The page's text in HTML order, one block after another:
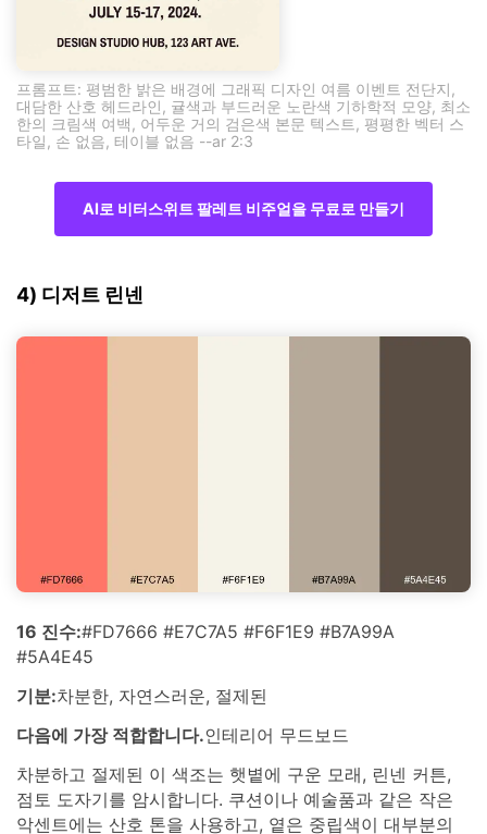
프롬프트: 평범한 밝은 배경에 그래픽 디자인 여름 이벤트 전단지,
대담한 산호 헤드라인, 귤색과 부드러운 노란색 기하학적 모양, 최소
한의 크림색 여백, 어두운 거의 검은색 본문 텍스트, 평평한 벡터 스
타일, 손 없음, 테이블 없음 --ar 2:3
AI로 비터스위트 팔레트 비주얼을 무료로 만들기
4) 디저트 린넨
16 진수:#FD7666 #E7C7A5 #F6F1E9 #B7A99A
#5A4E45
기분:차분한, 자연스러운, 절제된
다음에 가장 적합합니다.인테리어 무드보드
차분하고 절제된 이 색조는 햇볕에 구운 모래, 린넨 커튼,
점토 도자기를 암시합니다. 쿠션이나 예술품과 같은 작은
악센트에는 산호 톤을 사용하고, 옅은 중립색이 대부분의